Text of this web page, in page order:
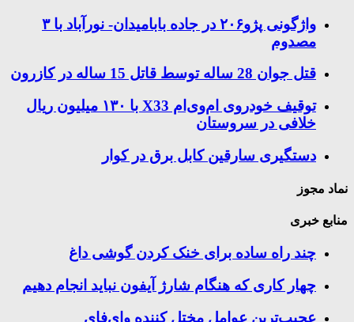
واژگونی پژو۲۰۶ در جاده بابامیدان- نورآباد با ۳
مصدوم
قتل جوان 28 ساله توسط قاتل 15 ساله در کازرون
توقیف خودروی ام‌وی‌ام X33 با ۱۳۰ میلیون ریال
خلافی در سروستان
دستگیری سارقین کابل برق در کوار
نماد مجوز
منابع خبری
چند راه‌ ساده برای خنک کردن گوشی داغ
چهار کاری که هنگام شارژ آیفون نباید انجام دهیم
عجیب‌ترین عوامل مختل کننده وای‌فای